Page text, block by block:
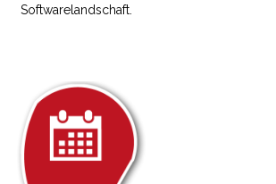
Softwarelandschaft.